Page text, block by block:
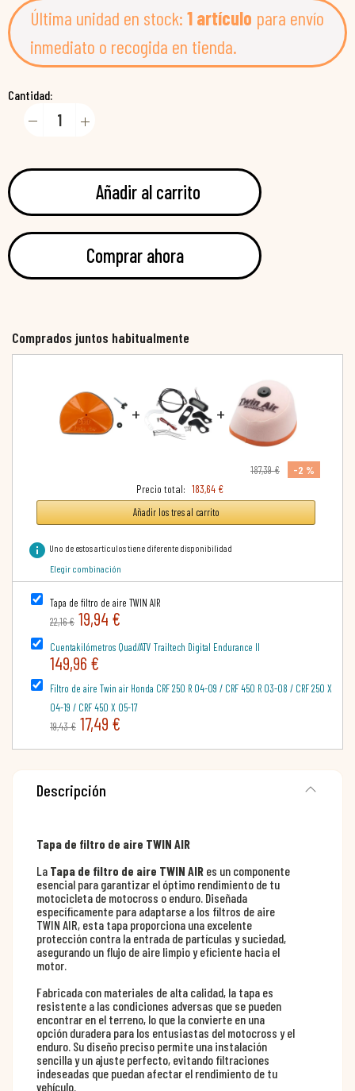
Última unidad en stock: 1 artículo para envío
inmediato o recogida en tienda.
Cantidad:
Añadir al carrito
Comprar ahora
Comprados juntos habitualmente
+ +
187,39 €
-2 %
Precio total: 183,64 €
Añadir los tres al carrito
info Uno de estos artículos tiene diferente disponibilidad
Elegir combinación
Tapa de filtro de aire TWIN AIR
22,16 € 19,94 €
Cuentakilómetros Quad/ATV Trailtech Digital Endurance II
149,96 €
Filtro de aire Twin air Honda CRF 250 R 04-09 / CRF 450 R 03-08 / CRF 250 X
04-19 / CRF 450 X 05-17
19,43 € 17,49 €
Descripción
Tapa de filtro de aire TWIN AIR
La Tapa de filtro de aire TWIN AIR es un componente
esencial para garantizar el óptimo rendimiento de tu
motocicleta de motocross o enduro. Diseñada
específicamente para adaptarse a los filtros de aire
TWIN AIR, esta tapa proporciona una excelente
protección contra la entrada de partículas y suciedad,
asegurando un flujo de aire limpio y eficiente hacia el
motor.
Fabricada con materiales de alta calidad, la tapa es
resistente a las condiciones adversas que se pueden
encontrar en el terreno, lo que la convierte en una
opción duradera para los entusiastas del motocross y el
enduro. Su diseño preciso permite una instalación
sencilla y un ajuste perfecto, evitando filtraciones
indeseadas que puedan afectar el rendimiento de tu
vehículo.